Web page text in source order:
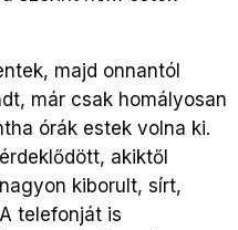
majd onnantól
már csak homályosan
órák estek volna ki.
akiktől
kiborult, sírt,
telefonját is